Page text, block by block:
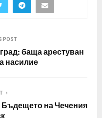
POST
баща арестуван
насилие
на Чечения